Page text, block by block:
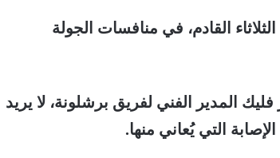
الثلاثاء القادم، في منافسات الجولة
فليك المدير الفني لفريق برشلونة، لا يريد
الإصابة التي يُعاني منها.